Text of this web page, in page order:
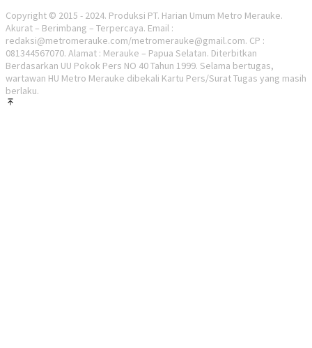
Copyright © 2015 - 2024. Produksi PT. Harian Umum Metro Merauke.
Akurat – Berimbang – Terpercaya. Email :
redaksi@metromerauke.com/metromerauke@gmail.com. CP :
081344567070. Alamat : Merauke – Papua Selatan. Diterbitkan
Berdasarkan UU Pokok Pers NO 40 Tahun 1999. Selama bertugas,
wartawan HU Metro Merauke dibekali Kartu Pers/Surat Tugas yang masih
berlaku.